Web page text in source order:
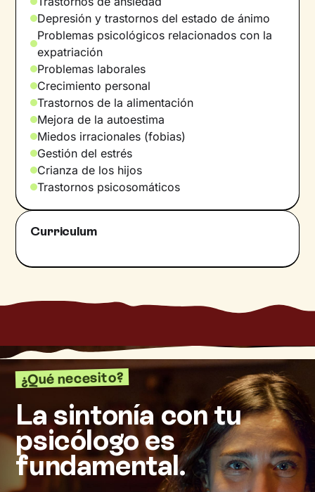
porque creo que muchas veces el malestar
aparece cuando sentimos que ya no sabemos
muy bien cómo sostener lo que nos está
pasando.En mi día a día valoro mucho la
calma, los vínculos cercanos y los espacios
donde uno puede mostrarse sin tener que
aparentar estar bien todo el tiemp
Depresión y trastornos del estado de ánimo
Problemas psicológicos relacionados con la
expatriación
Problemas laborales
Crecimiento personal
Trastornos de la alimentación
Mejora de la autoestima
Miedos irracionales (fobias)
Gestión del estrés
Crianza de los hijos
Trastornos psicosomáticos
Curriculum
¿Qué necesito?
La sintonía con tu
psicólogo es
fundamental.